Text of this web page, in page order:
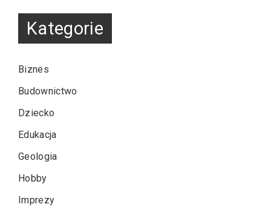
Kategorie
Biznes
Budownictwo
Dziecko
Edukacja
Geologia
Hobby
Imprezy